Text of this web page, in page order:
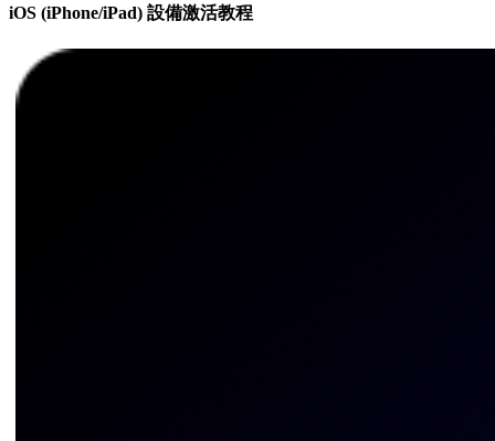
iOS (iPhone/iPad) 設備激活教程